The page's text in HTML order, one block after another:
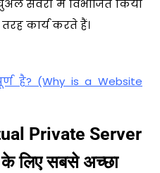
सर्वरों में विभाजित किया
तरह कार्य करते हैं।
है? (Why is a Website
Private Server
लिए सबसे अच्छा